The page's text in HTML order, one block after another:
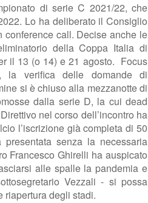
di serie C 2021/22, che
Lo ha deliberato il Consiglio
call. Decise anche le
della Coppa Italia di
il 13 (o 14) e 21 agosto. Focus
la verifica delle domande di
si è chiuso alla mezzanotte di
dalla serie D, la cui dead
nel corso dell’incontro ha
l’iscrizione già completa di 50
senza la necessaria
Francesco Ghirelli ha auspicato
alle spalle la pandemia e
Vezzali - si possa
riapertura degli stadi.